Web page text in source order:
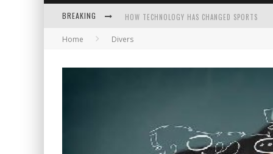
BREAKING
HOW TECHNOLOGY HAS CHANGED SPORTS
Home Divers